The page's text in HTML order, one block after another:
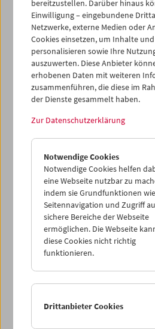
bewegendes Debüt in der Form
freuen uns, dass Agnès B. zur
Films am 19. Juni ins
Publikumsgespräch zur
ProgrammMai / Juni 2015 -
bereitzustellen. Darüber hinaus
Einwilligung – eingebundene
Netzwerke, externe Medien oder
Cookies einsetzen, um Inhalte
personalisieren sowie Ihre
auszuwerten. Diese Anbieter
erhobenen Daten mit weiteren
zusammenführen, die diese im
der Dienste gesammelt haben.
Zur Datenschutzerklärung
Notwendige Cookies
Notwendige Cookies helfen
eine Webseite nutzbar zu
indem sie Grundfunktionen wie
Seitennavigation und Zugriff
sichere Bereiche der Webseite
ermöglichen. Die Webseite
diese Cookies nicht richtig
funktionieren.
Drittanbieter Cookies